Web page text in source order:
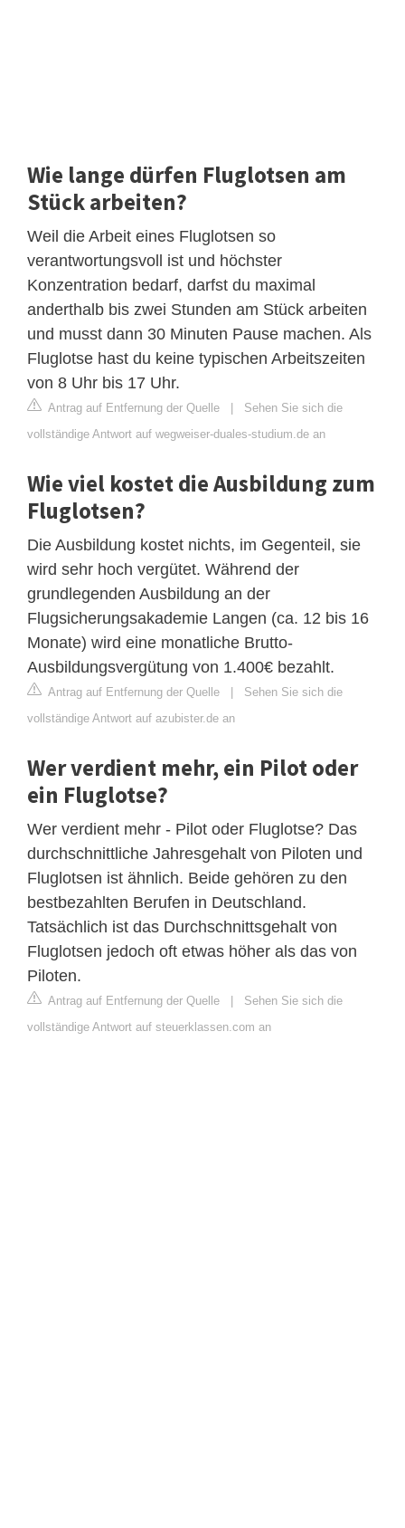
Wie lange dürfen Fluglotsen am
Stück arbeiten?
Weil die Arbeit eines Fluglotsen so
verantwortungsvoll ist und höchster
Konzentration bedarf, darfst du maximal
anderthalb bis zwei Stunden am Stück arbeiten
und musst dann 30 Minuten Pause machen. Als
Fluglotse hast du keine typischen Arbeitszeiten
von 8 Uhr bis 17 Uhr.
Antrag auf Entfernung der Quelle | Sehen Sie sich die
vollständige Antwort auf wegweiser-duales-studium.de an
Wie viel kostet die Ausbildung zum
Fluglotsen?
Die Ausbildung kostet nichts, im Gegenteil, sie
wird sehr hoch vergütet. Während der
grundlegenden Ausbildung an der
Flugsicherungsakademie Langen (ca. 12 bis 16
Monate) wird eine monatliche Brutto-
Ausbildungsvergütung von 1.400€ bezahlt.
Antrag auf Entfernung der Quelle | Sehen Sie sich die
vollständige Antwort auf azubister.de an
Wer verdient mehr, ein Pilot oder
ein Fluglotse?
Wer verdient mehr - Pilot oder Fluglotse? Das
durchschnittliche Jahresgehalt von Piloten und
Fluglotsen ist ähnlich. Beide gehören zu den
bestbezahlten Berufen in Deutschland.
Tatsächlich ist das Durchschnittsgehalt von
Fluglotsen jedoch oft etwas höher als das von
Piloten.
Antrag auf Entfernung der Quelle | Sehen Sie sich die
vollständige Antwort auf steuerklassen.com an